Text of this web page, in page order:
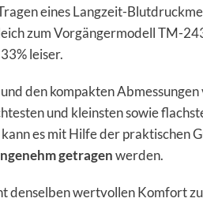
eines Langzeit-
zum Vorgängermodell TM-
leiser.
den kompakten Abmessungen
und kleinsten sowie
es mit Hilfe der praktischen
getragenwerden.
denselben wertvollen Komfort